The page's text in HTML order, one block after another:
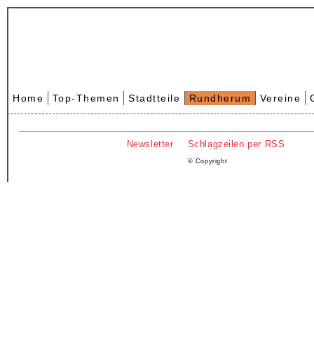
Home Top-Themen Stadtteile Rundherum Vereine
Newsletter Schlagzeilen per RSS
© Copyright